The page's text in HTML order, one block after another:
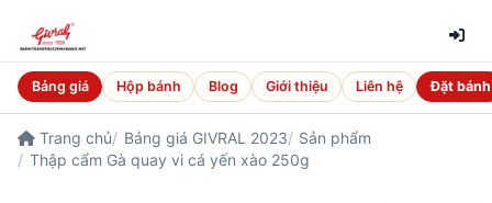
Bảng giá Hộp bánh Blog Giới thiệu Liên hệ Đặt bánh
Trang chủ Bảng giá GIVRAL 2023
Sản phẩm
Thập cẩm Gà quay vi cá yến xào 250g